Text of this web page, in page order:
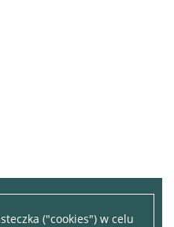
("cookies") w celu